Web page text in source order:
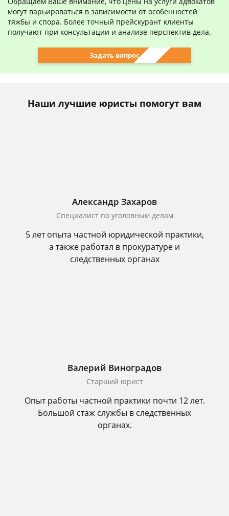
могут варьироваться в зависимости от особенностей
тяжбы и спора. Более точный прейскурант клиенты
получают при консультации и анализе перспектив дела.
Задать вопрос
Наши лучшие юристы помогут вам
Александр Захаров
Специалист по уголовным делам
5 лет опыта частной юридической практики,
а также работал в прокуратуре и
следственных органах
Валерий Виноградов
Старший юрист
Опыт работы частной практики почти 12 лет.
Большой стаж службы в следственных
органах.